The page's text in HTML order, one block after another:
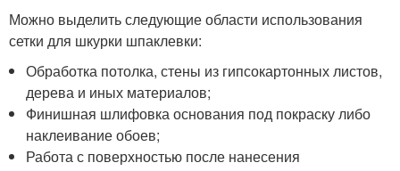
Можно выделить следующие области использования
сетки для шкурки шпаклевки:
Обработка потолка, стены из гипсокартонных листов,
дерева и иных материалов;
Финишная шлифовка основания под покраску либо
наклеивание обоев;
Работа с поверхностью после нанесения